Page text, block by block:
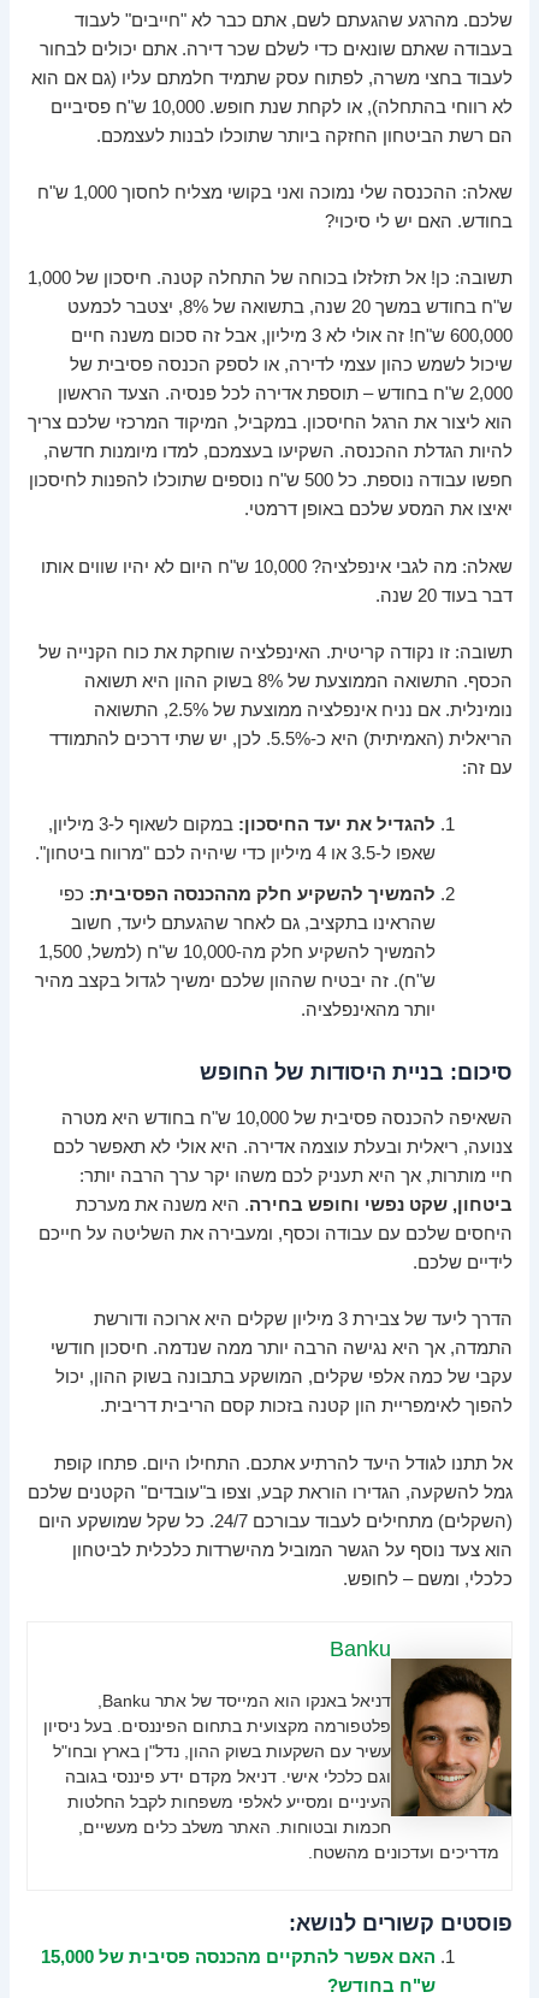
שלכם. מהרגע שהגעתם לשם, אתם כבר לא "חייבים" לעבוד
בעבודה שאתם שונאים כדי לשלם שכר דירה. אתם יכולים לבחור
לעבוד בחצי משרה, לפתוח עסק שתמיד חלמתם עליו (גם אם הוא
לא רווחי בהתחלה), או לקחת שנת חופש. 10,000 ש"ח פסיביים
הם רשת הביטחון החזקה ביותר שתוכלו לבנות לעצמכם.
שאלה: ההכנסה שלי נמוכה ואני בקושי מצליח לחסוך 1,000 ש"ח
בחודש. האם יש לי סיכוי?
תשובה: כן! אל תזלזלו בכוחה של התחלה קטנה. חיסכון של 1,000
ש"ח בחודש במשך 20 שנה, בתשואה של 8%, יצטבר לכמעט
600,000 ש"ח! זה אולי לא 3 מיליון, אבל זה סכום משנה חיים
שיכול לשמש כהון עצמי לדירה, או לספק הכנסה פסיבית של
2,000 ש"ח בחודש – תוספת אדירה לכל פנסיה. הצעד הראשון
הוא ליצור את הרגל החיסכון. במקביל, המיקוד המרכזי שלכם צריך
להיות הגדלת ההכנסה. השקיעו בעצמכם, למדו מיומנות חדשה,
חפשו עבודה נוספת. כל 500 ש"ח נוספים שתוכלו להפנות לחיסכון
יאיצו את המסע שלכם באופן דרמטי.
שאלה: מה לגבי אינפלציה? 10,000 ש"ח היום לא יהיו שווים אותו
דבר בעוד 20 שנה.
תשובה: זו נקודה קריטית. האינפלציה שוחקת את כוח הקנייה של
הכסף. התשואה הממוצעת של 8% בשוק ההון היא תשואה
נומינלית. אם נניח אינפלציה ממוצעת של 2.5%, התשואה
הריאלית (האמיתית) היא כ-5.5%. לכן, יש שתי דרכים להתמודד
עם זה:
להגדיל את יעד החיסכון:
במקום לשאוף ל-3 מיליון,
שאפו ל-3.5 או 4 מיליון כדי שיהיה לכם "מרווח ביטחון".
להמשיך להשקיע חלק מההכנסה הפסיבית: כפי
שהראינו בתקציב, גם לאחר שהגעתם ליעד, חשוב
להמשיך להשקיע חלק מה-10,000 ש"ח (למשל, 1,500
ש"ח). זה יבטיח שההון שלכם ימשיך לגדול בקצב מהיר
יותר מהאינפלציה.
סיכום: בניית היסודות של החופש
השאיפה להכנסה פסיבית של 10,000 ש"ח בחודש היא מטרה
צנועה, ריאלית ובעלת עוצמה אדירה. היא אולי לא תאפשר לכם
חיי מותרות, אך היא תעניק לכם משהו יקר ערך הרבה יותר:
ביטחון, שקט נפשי וחופש בחירה. היא משנה את מערכת
היחסים שלכם עם עבודה וכסף, ומעבירה את השליטה על חייכם
לידיים שלכם.
הדרך ליעד של צבירת 3 מיליון שקלים היא ארוכה ודורשת
התמדה, אך היא נגישה הרבה יותר ממה שנדמה. חיסכון חודשי
עקבי של כמה אלפי שקלים, המושקע בתבונה בשוק ההון, יכול
להפוך לאימפריית הון קטנה בזכות קסם הריבית דריבית.
אל תתנו לגודל היעד להרתיע אתכם. התחילו היום. פתחו קופת
גמל להשקעה, הגדירו הוראת קבע, וצפו ב"עובדים" הקטנים שלכם
(השקלים) מתחילים לעבוד עבורכם 24/7. כל שקל שמושקע היום
הוא צעד נוסף על הגשר המוביל מהישרדות כלכלית לביטחון
כלכלי, ומשם – לחופש.
Banku
פלטפורמה מקצועית בתחום הפיננסים. בעל ניסיון
עשיר עם השקעות בשוק ההון, נדל"ן בארץ ובחו"ל
וגם כלכלי אישי. דניאל מקדם ידע פיננסי בגובה
העיניים ומסייע לאלפי משפחות לקבל החלטות
חכמות ובטוחות. האתר משלב כלים מעשיים,
מדריכים ועדכונים מהשטח.
פוסטים קשורים לנושא:
האם אפשר להתקיים מהכנסה פסיבית של 15,000
ש"ח בחודש?